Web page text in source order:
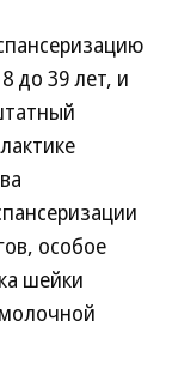
до 39 лет, и
особое
шейки